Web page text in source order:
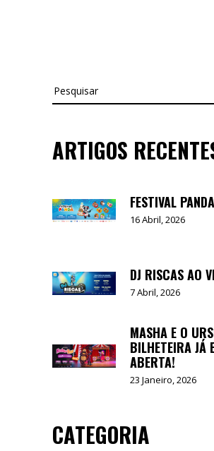
Pesquisar
ARTIGOS
FESTIVAL
16 Abril, 2026
DJ RISCAS AO
7 Abril, 2026
MASHA E O
BILHETEIRA JÁ
ABERTA!
23 Janeiro, 2026
CATEGORIA